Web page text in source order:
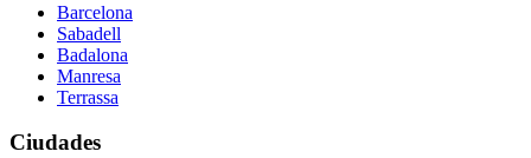
Barcelona
Sabadell
Badalona
Manresa
Terrassa
Ciudades